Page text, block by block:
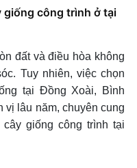
giống công trình ở tại
đất và điều hòa không
Tuy nhiên, việc chọn
tại Đồng Xoài, Bình
vị lâu năm, chuyên cung
giống công trình tại